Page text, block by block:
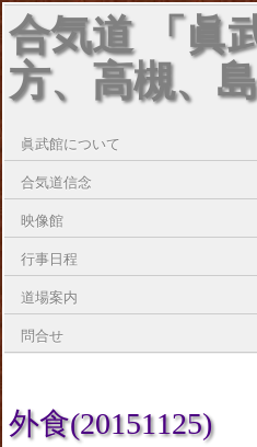
合気道 「眞
方、高槻、
眞武館について
合気道信念
映像館
行事日程
道場案内
問合せ
外食(20151125)